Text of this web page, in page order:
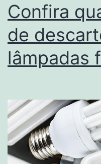
Confira
de
lâmpadas